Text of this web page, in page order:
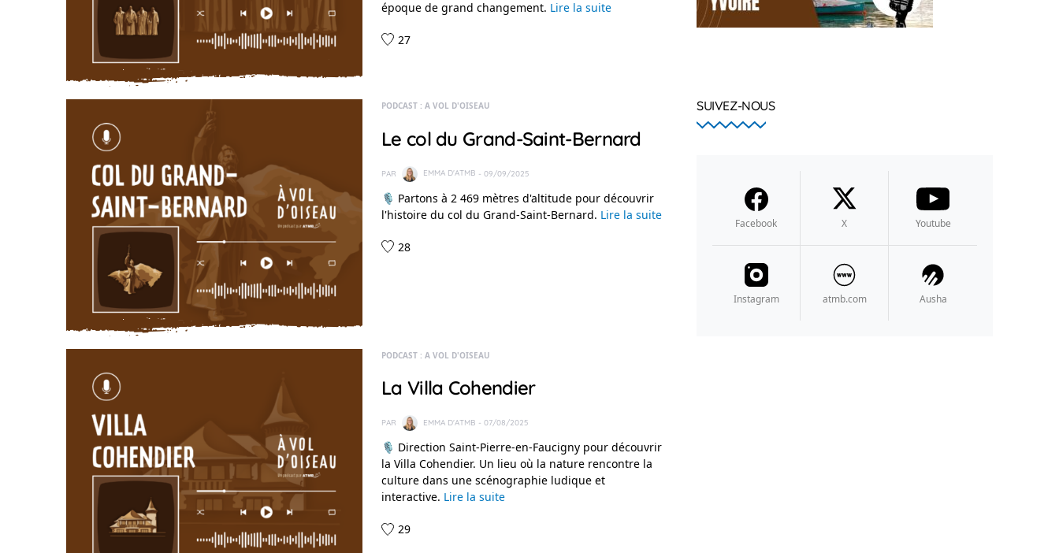
époque de grand changement. Lire la suite
27
PODCAST : A VOL D'OISEAU
Le col du Grand-Saint-Bernard
PAR EMMA D'ATMB - 09/09/2025
🎙️ Partons à 2 469 mètres d'altitude pour découvrir
l'histoire du col du Grand-Saint-Bernard. Lire la suite
28
PODCAST : A VOL D'OISEAU
La Villa Cohendier
PAR EMMA D'ATMB - 07/08/2025
🎙️ Direction Saint-Pierre-en-Faucigny pour découvrir
la Villa Cohendier. Un lieu où la nature rencontre la
culture dans une scénographie ludique et
interactive. Lire la suite
29
SUIVEZ-NOUS
Facebook X Youtube
Instagram atmb.com Ausha